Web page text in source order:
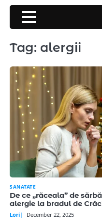
Skip
content
Tag: alergii
SANATATE
De ce „răceala” de
alergie la bradul de
Lori December 22, 2025